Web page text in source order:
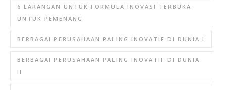
6 LARANGAN UNTUK FORMULA INOVASI TERBUKA
UNTUK PEMENANG
BERBAGAI PERUSAHAAN PALING INOVATIF DI DUNIA I
BERBAGAI PERUSAHAAN PALING INOVATIF DI DUNIA
II